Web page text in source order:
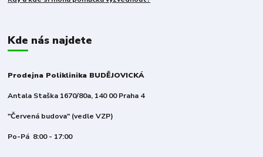
Kde nás najdete
Prodejna Poliklinika BUDĚJOVICKÁ
Antala Staška 1670/80a, 140 00 Praha 4
"Červená budova" (vedle VZP)
Po-Pá 8:00 - 17:00